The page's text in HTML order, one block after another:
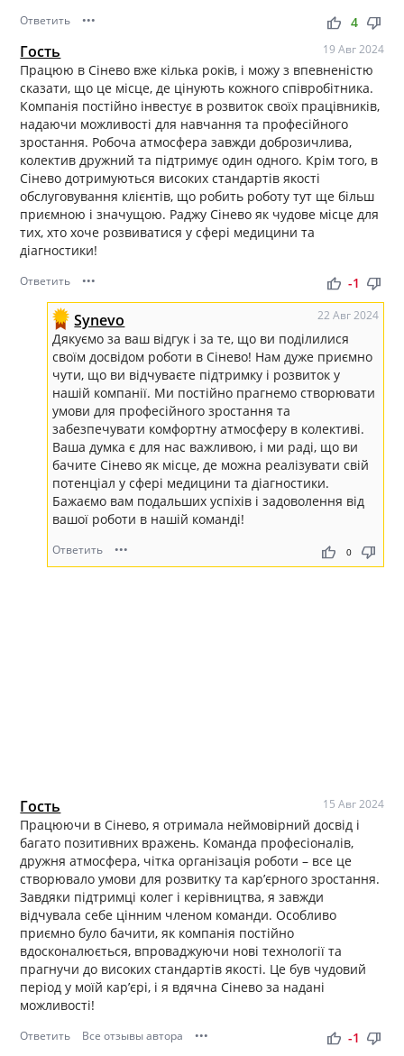
Ответить ••• thumb_up thumb_down
4
Гость 19 Авг 2024
Працюю в Сінево вже кілька років, і можу з впевненістю
сказати, що це місце, де цінують кожного співробітника.
Компанія постійно інвестує в розвиток своїх працівників,
надаючи можливості для навчання та професійного
зростання. Робоча атмосфера завжди доброзичлива,
колектив дружний та підтримує один одного. Крім того, в
Сінево дотримуються високих стандартів якості
обслуговування клієнтів, що робить роботу тут ще більш
приємною і значущою. Раджу Сінево як чудове місце для
тих, хто хоче розвиватися у сфері медицини та
діагностики!
Ответить ••• thumb_up thumb_down
-1
Synevo 22 Авг 2024
Дякуємо за ваш відгук і за те, що ви поділилися
своїм досвідом роботи в Сінево! Нам дуже приємно
чути, що ви відчуваєте підтримку і розвиток у
нашій компанії. Ми постійно прагнемо створювати
умови для професійного зростання та
забезпечувати комфортну атмосферу в колективі.
Ваша думка є для нас важливою, і ми раді, що ви
бачите Сінево як місце, де можна реалізувати свій
потенціал у сфері медицини та діагностики.
Бажаємо вам подальших успіхів і задоволення від
вашої роботи в нашій команді!
Ответить ••• thumb_up thumb_down
0
Гость 15 Авг 2024
Працюючи в Сінево, я отримала неймовірний досвід і
багато позитивних вражень. Команда професіоналів,
дружня атмосфера, чітка організація роботи – все це
створювало умови для розвитку та кар’єрного зростання.
Завдяки підтримці колег і керівництва, я завжди
відчувала себе цінним членом команди. Особливо
приємно було бачити, як компанія постійно
вдосконалюється, впроваджуючи нові технології та
прагнучи до високих стандартів якості. Це був чудовий
період у моїй кар’єрі, і я вдячна Сінево за надані
можливості!
Ответить Все отзывы автора ••• thumb_up thumb_down
-1